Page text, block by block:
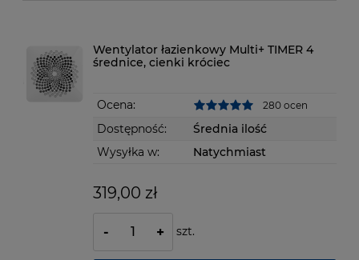
Wentylator łazienkowy Multi+ TIMER 4
średnice, cienki króciec
Ocena: 280 ocen
Dostępność:
Średnia ilość
Wysyłka w:
Natychmiast
319,00 zł
- + szt.